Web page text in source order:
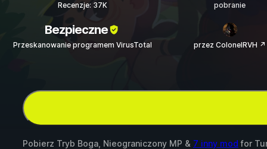
Recenzje: 37K pobranie
Bezpieczne
Przeskanowanie programem VirusTotal przez ColonelRVH ↗
Pobierz Tryb Boga, Nieograniczony MP & 7 inny mod for